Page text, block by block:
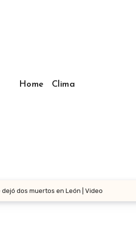
Home Clima
dos muertos en León | Video